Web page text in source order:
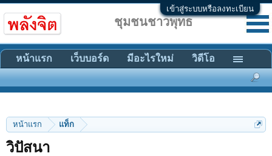
เข้าสู่ระบบหรือลงทะเบียน
หน้าแรก แท็ก
วิปัสนา
1 2 ถัดไป >
ชุมชนชาวพุทธ
หน้าแรก เว็บบอร์ด มีอะไรใหม่ วิดีโอ